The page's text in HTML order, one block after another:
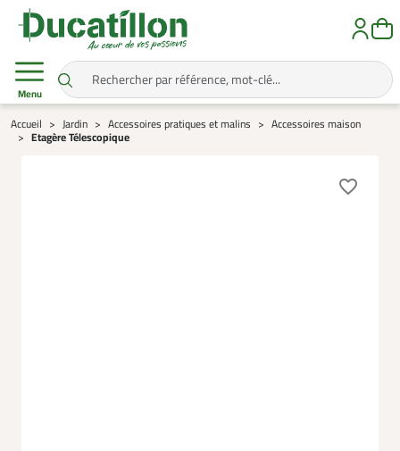
Menu
Accueil Jardin Accessoires pratiques et malins Accessoires maison
Etagère Télescopique
favorite_border